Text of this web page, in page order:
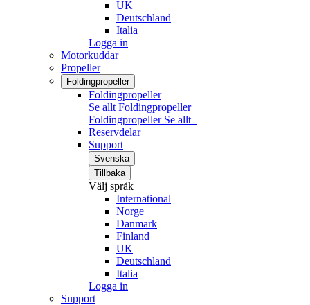
UK
Deutschland
Italia
Logga in
Motorkuddar
Propeller
Foldingpropeller
Foldingpropeller
Se allt Foldingpropeller
Foldingpropeller Se allt
Reservdelar
Support
Svenska
Tillbaka
Välj språk
International
Norge
Danmark
Finland
UK
Deutschland
Italia
Logga in
Support